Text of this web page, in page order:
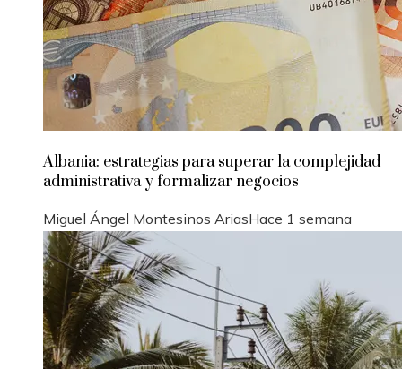
Albania: estrategias para superar la complejidad
administrativa y formalizar negocios
Miguel Ángel Montesinos AriasHace 1 semana